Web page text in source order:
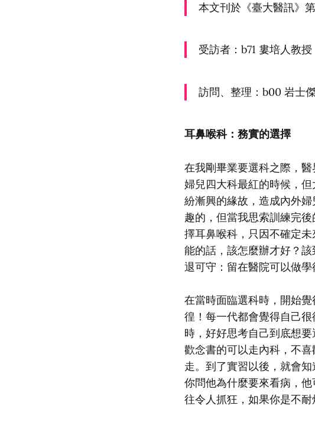
本文刊於《臺大醫訊》
受訪者：b71 婁培人教授
訪問、整理：b00 岩士
耳鼻喉科：務實的選擇
在我剛畢業要選科之際，
婦兒四大科最紅的時候，
紛漸興的緣故，造成內外
趣的，但當我思索訓練完
擇耳鼻喉科，只因不確定
能的話，該怎麼辦才好？
退可守：留在醫院可以做學
在當時面臨選科時，開始
徨！每一代都會覺得自己
時，好好思考自己到底想
歡念書的可以走內科，不
走。到了實習以後，就會
你問他為什麼要來看病，
往令人抓狂，如果你是不耐